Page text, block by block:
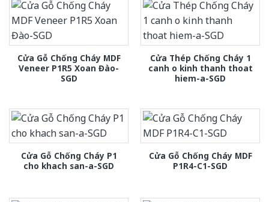
Cửa Gỗ Chống Cháy MDF
Veneer P1R5 Xoan Đào-
SGD
Cửa Thép Chống Cháy 1
canh o kinh thanh thoat
hiem-a-SGD
Cửa Gỗ Chống Cháy P1
cho khach san-a-SGD
Cửa Gỗ Chống Cháy MDF
P1R4-C1-SGD